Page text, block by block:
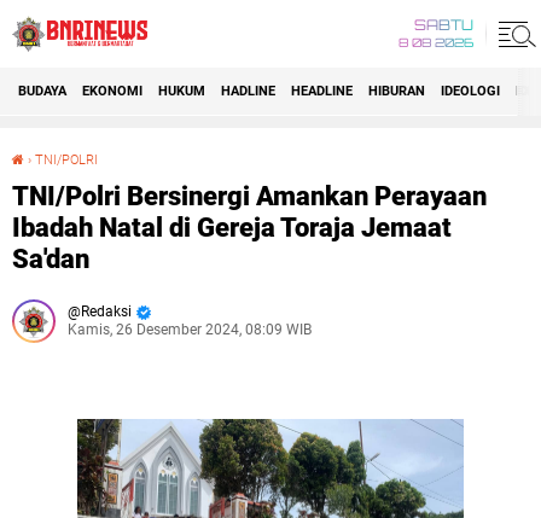
SABTU
8 08 2026
BUDAYA EKONOMI HUKUM HADLINE HEADLINE HIBURAN IDEOLOGI
› TNI/POLRI
TNI/Polri Bersinergi Amankan Perayaan
Ibadah Natal di Gereja Toraja Jemaat
Sa'dan
Redaksi
Kamis, 26 Desember 2024, 08:09 WIB